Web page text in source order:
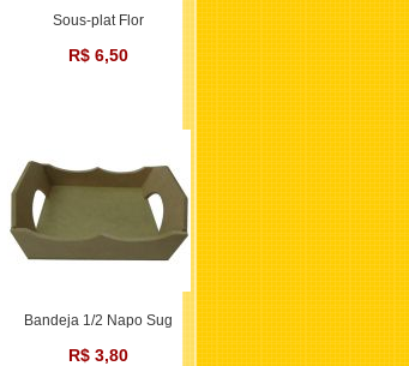
Sous-plat Flor
R$ 6,50
Bandeja 1/2 Napo Sug
R$ 3,80